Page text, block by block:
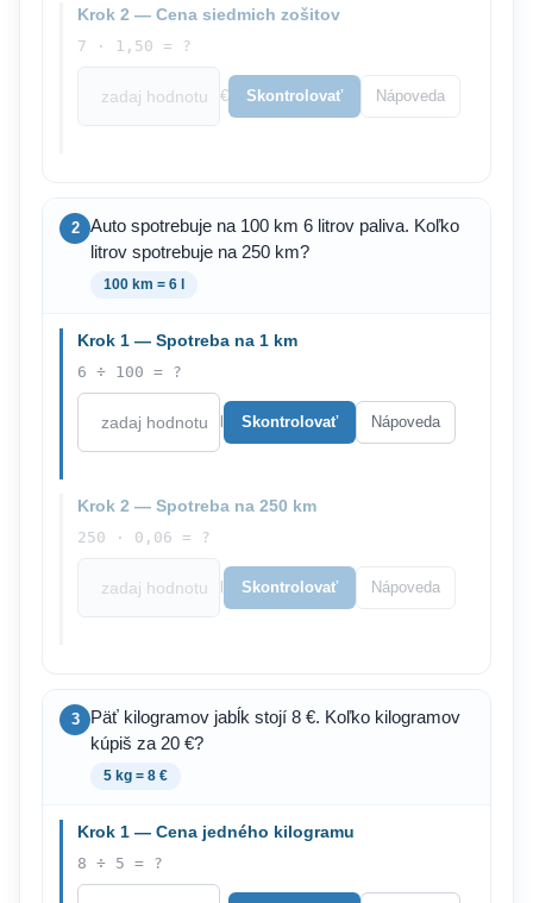
Krok 2 — Cena siedmich zošitov
7 · 1,50 = ?
€ Skontrolovať Nápoveda
2
Auto spotrebuje na 100 km 6 litrov paliva. Koľko
litrov spotrebuje na 250 km?
100 km = 6 l
Krok 1 — Spotreba na 1 km
6 ÷ 100 = ?
Skontrolovať Nápoveda
Krok 2 — Spotreba na 250 km
250 · 0,06 = ?
Skontrolovať Nápoveda
3
Päť kilogramov jabĺk stojí 8 €. Koľko kilogramov
kúpiš za 20 €?
5 kg = 8 €
Krok 1 — Cena jedného kilogramu
8 ÷ 5 = ?